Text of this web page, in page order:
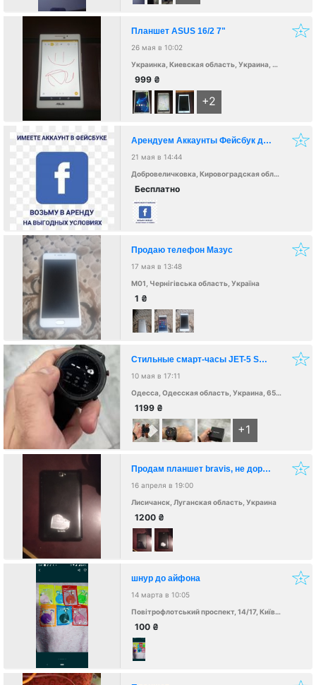
Планшет ASUS 16/2 7"
26 мая в 10:02
Украинка, Киевская область, Украина, 08720
999 ₴
+2
Арендуем Аккаунты Фейсбук для запуска рекламы
21 мая в 14:44
Добровеличковка, Кировоградская область, Украина, 27001
Бесплатно
Продаю телефон Мазус
17 мая в 13:48
М01, Чернігівська область, Україна
1 ₴
Стильные смарт-часы JET-5 Smart Watch 10023 Limited Edition
10 мая в 17:11
Одесса, Одесская область, Украина, 65000
1199 ₴
+1
Продам планшет bravis, не дорого в хорошем состояние,все остальное по телефону
16 апреля в 19:00
Лисичанск, Луганская область, Украина
1200 ₴
шнур до айфона
14 марта в 10:05
Повітрофлотський проспект, 14/17, Київ, Україна, 02000
100 ₴